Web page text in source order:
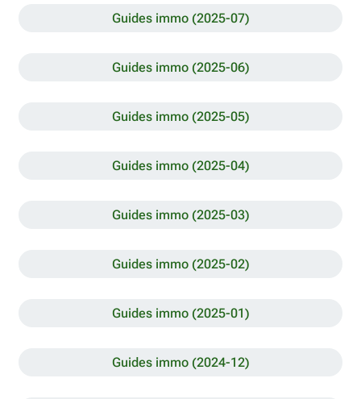
Guides immo (2025-07)
Guides immo (2025-06)
Guides immo (2025-05)
Guides immo (2025-04)
Guides immo (2025-03)
Guides immo (2025-02)
Guides immo (2025-01)
Guides immo (2024-12)